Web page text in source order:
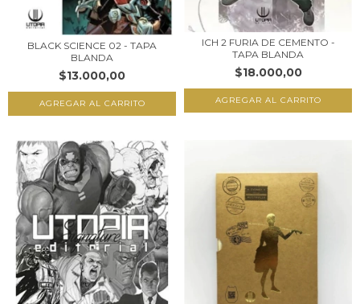
BLACK SCIENCE 02 - TAPA
BLANDA
$13.000,00
ICH 2 FURIA DE CEMENTO -
TAPA BLANDA
$18.000,00